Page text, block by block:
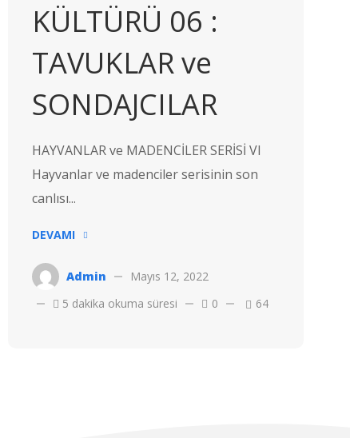
KÜLTÜRÜ 06 :
TAVUKLAR ve
SONDAJCILAR
HAYVANLAR ve MADENCİLER SERİSİ VI
Hayvanlar ve madenciler serisinin son
canlısı...
DEVAMI
Admin
Mayıs 12, 2022
5 dakika okuma süresi
0 64